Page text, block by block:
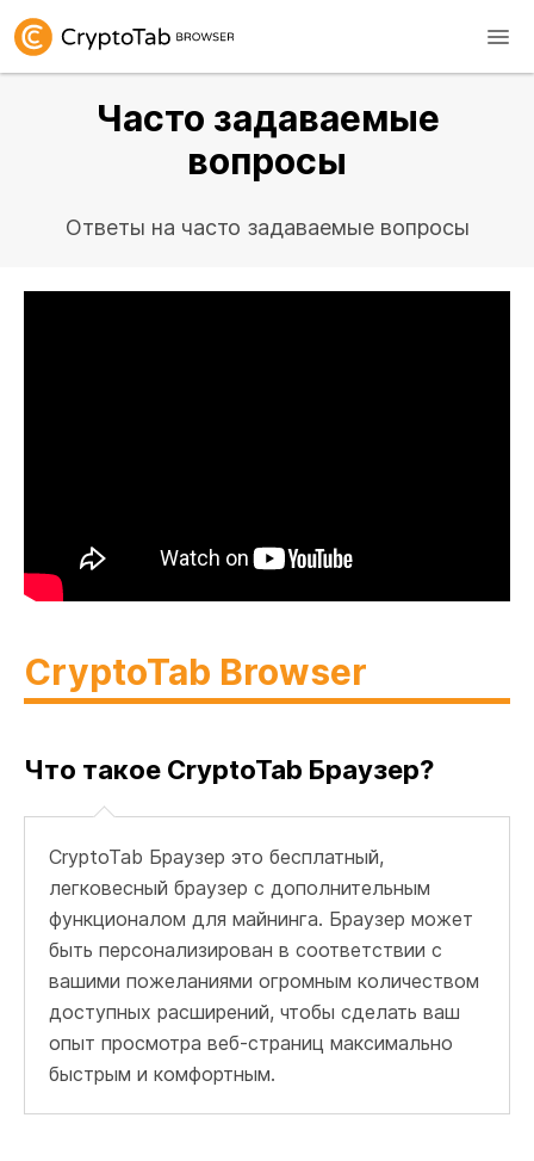
Часто задаваемые
вопросы
Ответы на часто задаваемые вопросы
CryptoTab Browser
Что такое CryptoTab Браузер?
CryptoTab Браузер это бесплатный,
легковесный браузер с дополнительным
функционалом для майнинга. Браузер может
быть персонализирован в соответствии с
вашими пожеланиями огромным количеством
доступных расширений, чтобы сделать ваш
опыт просмотра веб-страниц максимально
быстрым и комфортным.